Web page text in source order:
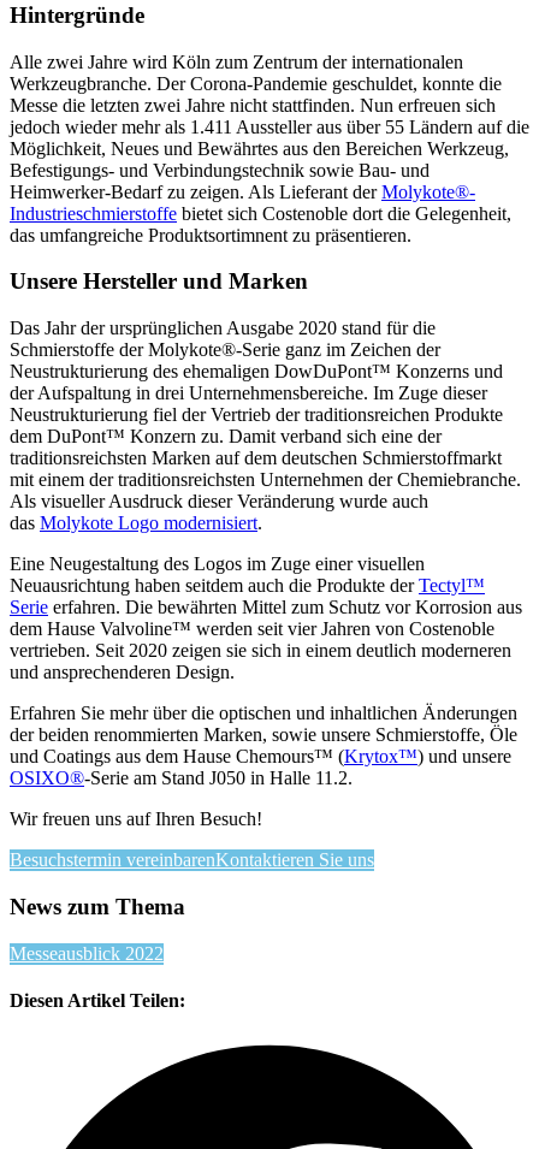
Hintergründe
Alle zwei Jahre wird Köln zum Zentrum der internationalen
Werkzeugbranche. Der Corona-Pandemie geschuldet, konnte die
Messe die letzten zwei Jahre nicht stattfinden. Nun erfreuen sich
jedoch wieder mehr als 1.411 Aussteller aus über 55 Ländern auf die
Möglichkeit, Neues und Bewährtes aus den Bereichen Werkzeug,
Befestigungs- und Verbindungstechnik sowie Bau- und
Heimwerker-Bedarf zu zeigen. Als Lieferant derMolykote®-
Industrieschmierstoffe bietet sich Costenoble dort die Gelegenheit,
das umfangreiche Produktsortimnent zu präsentieren.
Unsere Hersteller und Marken
Das Jahr der ursprünglichen Ausgabe 2020 stand für die
Schmierstoffe der Molykote®-Serie ganz im Zeichen der
Neustrukturierung des ehemaligen DowDuPont™ Konzerns und
der Aufspaltung in drei Unternehmensbereiche. Im Zuge dieser
Neustrukturierung fiel der Vertrieb der traditionsreichen Produkte
dem DuPont™ Konzern zu. Damit verband sich eine der
traditionsreichsten Marken auf dem deutschen Schmierstoffmarkt
mit einem der traditionsreichsten Unternehmen der Chemiebranche.
Als visueller Ausdruck dieser Veränderung wurde auch
das Molykote Logo modernisiert.
Eine Neugestaltung des Logos im Zuge einer visuellen
Neuausrichtung haben seitdem auch die Produkte derTectyl™
Serie erfahren. Die bewährten Mittel zum Schutz vor Korrosion aus
dem Hause Valvoline™ werden seit vier Jahren von Costenoble
vertrieben. Seit 2020 zeigen sie sich in einem deutlich moderneren
und ansprechenderen Design.
Erfahren Sie mehr über die optischen und inhaltlichen Änderungen
der beiden renommierten Marken, sowie unsere Schmierstoffe, Öle
und Coatings aus dem Hause Chemours™ (Krytox™) und unsere
OSIXO®-Serie am Stand J050 in Halle 11.2.
Wir freuen uns auf Ihren Besuch!
Besuchstermin vereinbarenKontaktieren Sie uns
News zum Thema
Messeausblick 2022
Diesen Artikel Teilen: